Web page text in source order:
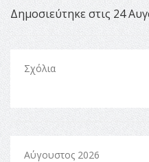
Δημοσιεύτηκε στις 24
Σχόλια
Αύγουστος 2026